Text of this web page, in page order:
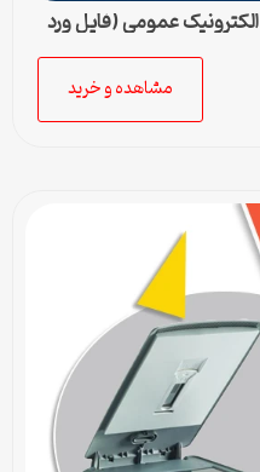
الکترونیک عمومی (فایل ورد
مشاهده و خرید